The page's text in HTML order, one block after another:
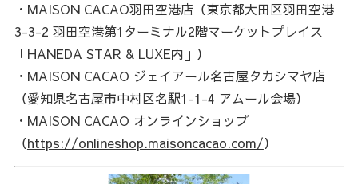
・MAISON CACAO羽田空港店（東京都大田区羽田空港
3-3-2 羽田空港第1ターミナル2階マーケットプレイス
「HANEDA STAR & LUXE内」）
・MAISON CACAO ジェイアール名古屋タカシマヤ店
（愛知県名古屋市中村区名駅1-1-4 アムール会場）
・MAISON CACAO オンラインショップ
（https://onlineshop.maisoncacao.com/）